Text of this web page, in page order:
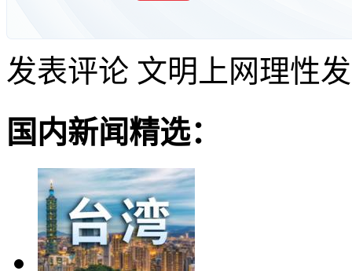
发表评论 文明上网理性
国内新闻精选：